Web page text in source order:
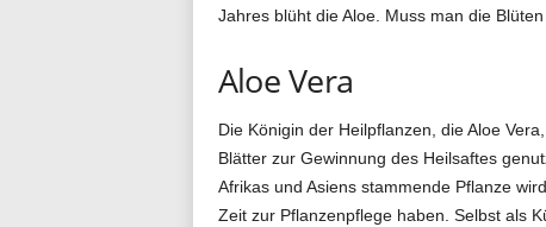
g
Jahres blüht die Aloe. Muss man die
Aloe Vera
Die Königin der Heilpflanzen, die Aloe
Blätter zur Gewinnung des Heilsaftes
Afrikas und Asiens stammende Pflanze
Zeit zur Pflanzenpflege haben. Selbst als